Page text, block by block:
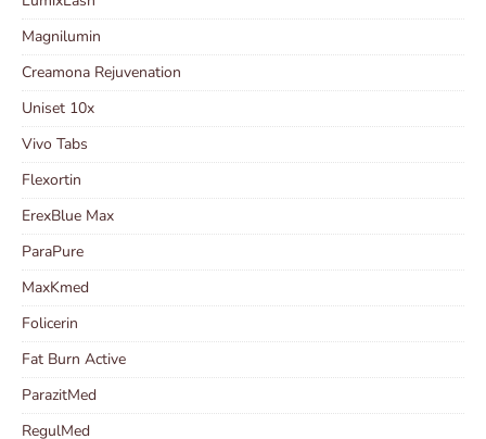
Magnilumin
Creamona Rejuvenation
Uniset 10x
Vivo Tabs
Flexortin
ErexBlue Max
ParaPure
MaxKmed
Folicerin
Fat Burn Active
ParazitMed
RegulMed